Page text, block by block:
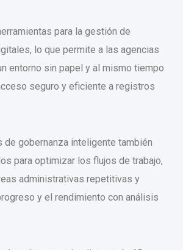
para la gestión de
lo que permite a las agencias
entorno sin papel y al mismo tiempo
seguro y eficiente a registros
de gobernanza inteligente también
para optimizar los flujos de trabajo,
administrativas repetitivas y
y el rendimiento con análisis